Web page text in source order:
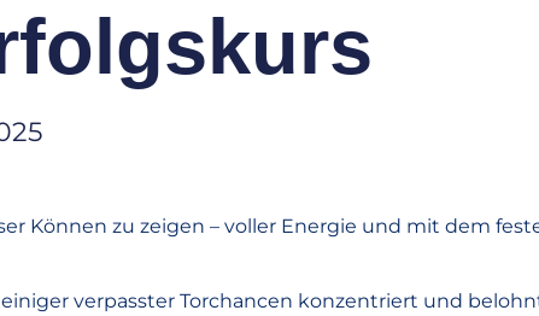
Können zu zeigen – voller Energie und mit dem
verpasster Torchancen konzentriert und